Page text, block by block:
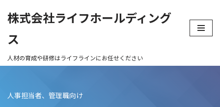
コ
ン
ン
ス
株式会社ライフホールディング
ス
人事担当者、管理職向け